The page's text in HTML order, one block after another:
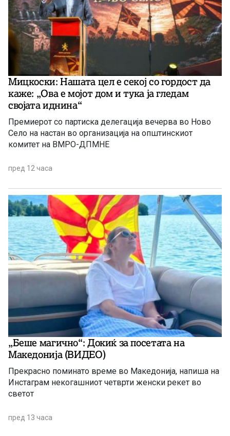
Мицкоски: Нашата цел е секој со гордост да
каже: „Ова е мојот дом и тука ја гледам
својата иднина“
Премиерот со партиска делегација вечерва во Ново
Село на настан во организација на општинскиот
комитет на ВМРО-ДПМНЕ
пред 12 часа
„Беше магично“: Докиќ за посетата на
Македонија (ВИДЕО)
Прекрасно поминато време во Македонија, напиша на
Инстаграм некогашниот четврти женски рекет во
светот
пред 13 часа